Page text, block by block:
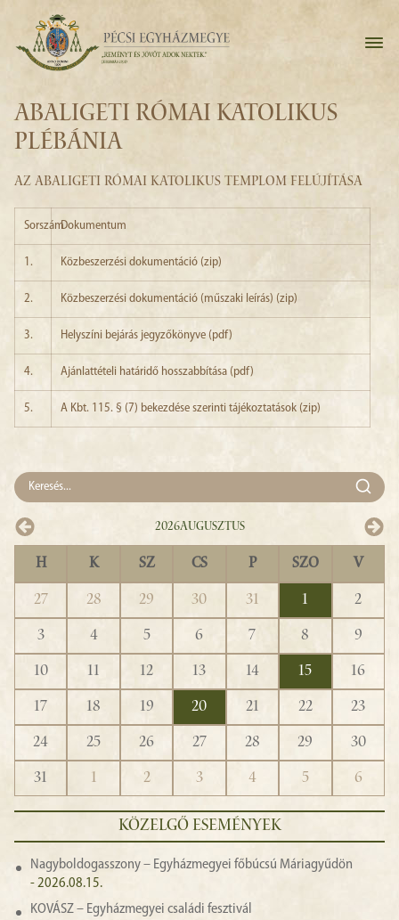
ABALIGETI RÓMAI KATOLIKUS
PLÉBÁNIA
AZ ABALIGETI RÓMAI KATOLIKUS TEMPLOM FELÚJÍTÁSA
SorszámDokumentum
1. Közbeszerzési dokumentáció (zip)
2. Közbeszerzési dokumentáció (műszaki leírás) (zip)
3. Helyszíni bejárás jegyzőkönyve (pdf)
4. Ajánlattételi határidő hosszabbítása (pdf)
5. A Kbt. 115. § (7) bekezdése szerinti tájékoztatások (zip)
2026Augusztus
H K SZ CS P SZO V
27 28 29 30 31 1
2
3
4 5 6 7 8
9
10
11 12 13 14 15
16
17
18 19 20 21 22
23
24
25 26 27 28 29
30
31
1 2 3 4 5 6
KÖZELGŐ ESEMÉNYEK
Nagyboldogasszony – Egyházmegyei főbúcsú Máriagyűdön
- 2026.08.15.
KOVÁSZ – Egyházmegyei családi fesztivál